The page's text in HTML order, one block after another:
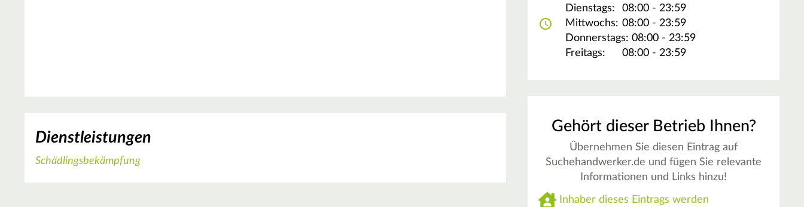
Dienstleistungen
Schädlingsbekämpfung
Dienstags:
08:00 - 23:59
Mittwochs: 08:00 - 23:59
Donnerstags: 08:00 - 23:59
Freitags:
08:00 - 23:59
Gehört dieser Betrieb Ihnen?
Übernehmen Sie diesen Eintrag auf
Suchehandwerker.de und fügen Sie relevante
Informationen und Links hinzu!
Inhaber dieses Eintrags werden